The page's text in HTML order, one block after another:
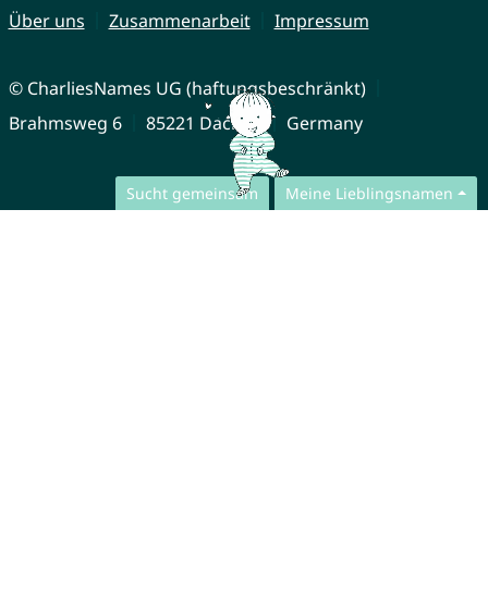
Sucht gemeinsam Meine Lieblingsnamen
Über uns
Zusammenarbeit Impressum
© CharliesNames UG (haftungsbeschränkt)
Brahmsweg 6
85221 Dachau Germany